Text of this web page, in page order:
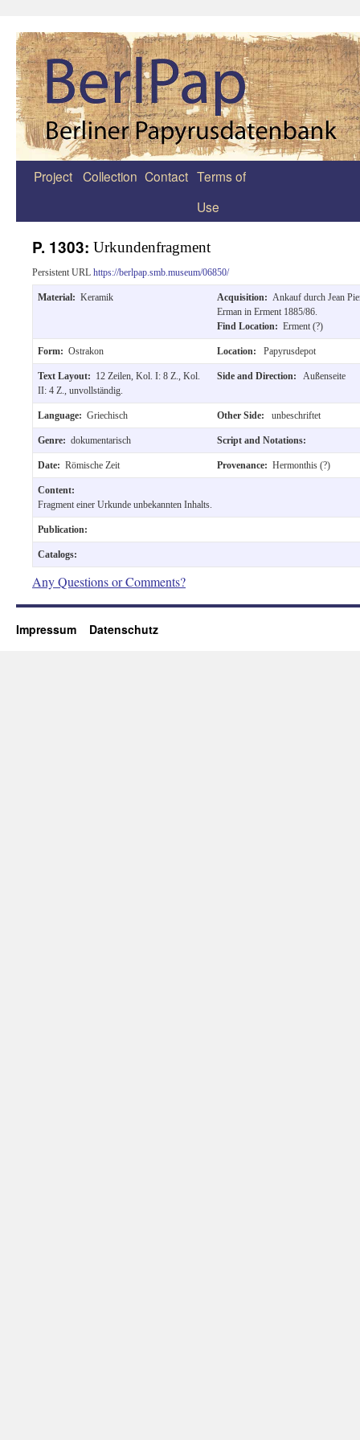
Zum
Project Collection Contact Terms of
Use
P. 1303: Urkundenfragment
Persistent URL https://berlpap.smb.museum/06850/
Material: Keramik Acquisition: Ankauf durch Jean
Erman in Erment 1885/86.
Find Location: Erment (?)
Form: Ostrakon Location: Papyrusdepot
Text Layout: 12 Zeilen, Kol. I: 8 Z., Kol.
II: 4 Z., unvollständig.
Side and Direction: Außenseite
Language: Griechisch Other Side: unbeschriftet
Genre: dokumentarisch Script and Notations:
Date: Römische Zeit Provenance: Hermonthis (?)
Content:
Fragment einer Urkunde unbekannten Inhalts.
Publication:
Catalogs:
Any Questions or Comments?
Impressum Datenschutz